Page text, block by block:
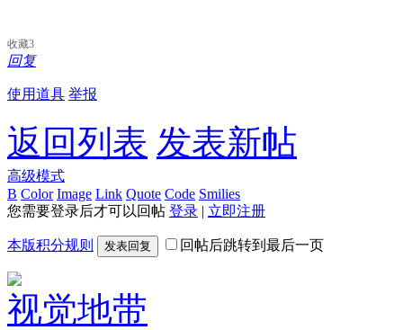
收藏3
回复
使用道具 举报
返回列表 发表新帖
高级模式
B Color Image Link Quote Code Smilies
您需要登录后才可以回帖 登录 | 立即注册
本版积分规则 发表回复 回帖后跳转到最后一页
视觉地带